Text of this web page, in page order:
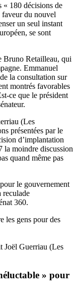
« 180 décisions de
du nouvel
un seul instant
se sont
Bruno Retailleau, qui
Emmanuel
la consultation sur
montrés favorables
ce que le président
(Les
présentées par le
d’implantation
la moindre discussion
quand même pas
le gouvernement
reculade
360.
les gens pour des
Joël Guerriau (Les
» pour